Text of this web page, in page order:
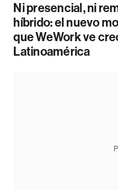
Ni presencial, ni
híbrido: el nuevo
que WeWork ve
Latinoamérica